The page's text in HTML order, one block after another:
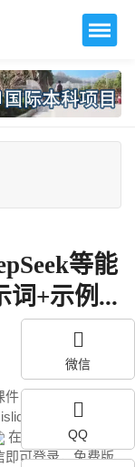
等能
词+示例...
，有多种方法，
islide
方案 islide是一
在浏览器中打开
即可登录，免费版
微信
QQ